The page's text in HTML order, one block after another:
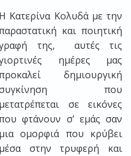
Η Κατερίνα Κολυδά με την
και ποιητική
της, αυτές τις
ημέρες μας
δημιουργική
που
μετατρέπεται σε εικόνες
φτάνουν σ’ εμάς σαν
μια ομορφιά που κρύβει
μέσα στην τρυφερή και